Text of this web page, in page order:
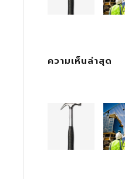
ความเห็นล่าสุด